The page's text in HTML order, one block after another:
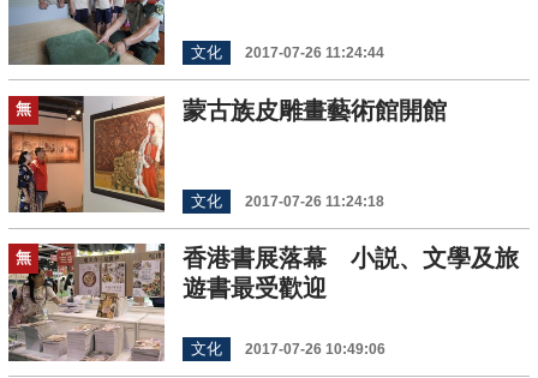
文化 2017-07-26 11:24:44
無 蒙古族皮雕畫藝術館開館
文化 2017-07-26 11:24:18
無
香港書展落幕 小説、文學及旅
遊書最受歡迎
文化 2017-07-26 10:49:06